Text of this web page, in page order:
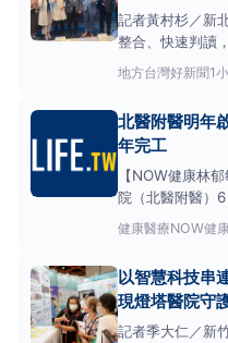
記者黃村杉／新
整合、快速判讀
成立「數位整合中
（
造醫院的「智慧
更安全
地方台灣好新聞1
北醫附醫明年
年完工
【NOW健康林
院（北醫附醫）
療大樓預計明年
醫院危老重建案
降低工程對病人
健康醫療NOW健
以智慧科技串
現燈塔醫院守
記者季大仁／新